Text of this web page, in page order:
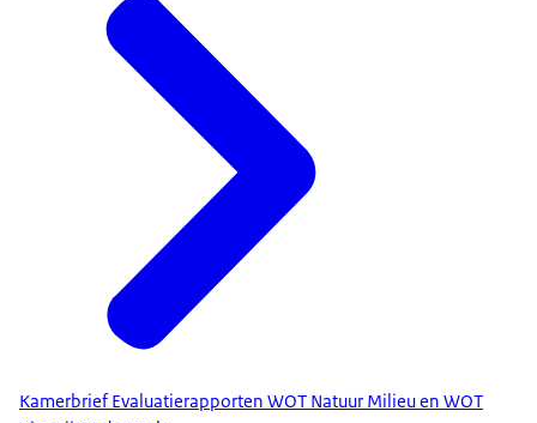
Kamerbrief Evaluatierapporten WOT Natuur Milieu en WOT